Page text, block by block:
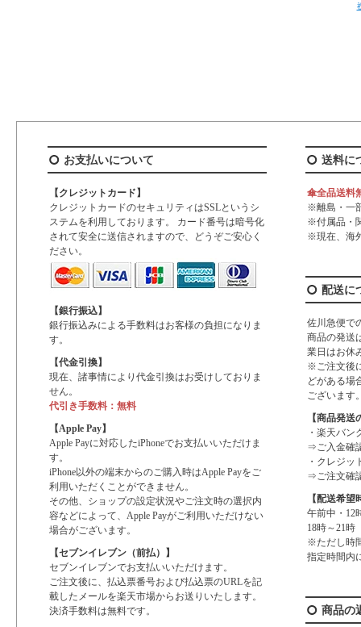
お支払いについて
【クレジットカード】
クレジットカードのセキュリティはSSLというシ
ステムを利用しております。 カード番号は暗号化
されて安全に送信されますので、どうぞご安心く
ださい。
【銀行振込】
銀行振込みによる手数料はお客様の負担になりま
す。
【代金引換】
現在、諸事情により代金引換はお受けしておりま
せん。
代引き手数料：無料
【Apple Pay】
Apple Payに対応したiPhoneでお支払いいただけま
す。
iPhone以外の端末からのご購入時はApple Payをご
利用いただくことができません。
その他、ショップの設定状況やご注文時の選択内
容などによって、Apple Payがご利用いただけない
場合がございます。
【セブンイレブン（前払）】
セブンイレブンでお支払いいただけます。
ご注文後に、払込票番号および払込票のURLを記
載したメールを楽天市場からお送りいたします。
決済手数料は無料です。
送料に
傘全品送料
※離島・一
※付属品・
※現在、海
配送に
佐川急便で
商品の発送
業日はお休
※ご注文後
どがある場
ございます
【商品発
・楽天バン
⇒ご入金確
・クレジ
⇒ご注文確
【配送希
午前中・12
18時～21時
※ただし時
指定時間内
商品の